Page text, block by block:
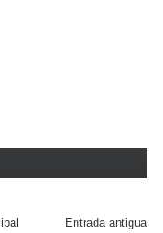
Entrada antigua